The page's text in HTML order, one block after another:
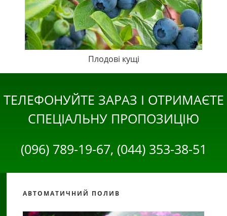
Плодові кущі
ТЕЛЕФОНУЙТЕ ЗАРАЗ І ОТРИМАЄТЕ
СПЕЦІАЛЬНУ ПРОПОЗИЦІЮ
(096) 789-19-67, (044) 353-38-51
АВТОМАТИЧНИЙ ПОЛИВ